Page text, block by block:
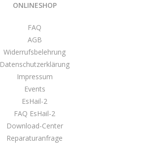
ONLINESHOP
FAQ
AGB
Widerrufsbelehrung
Datenschutzerklärung
Impressum
Events
EsHail-2
FAQ EsHail-2
Download-Center
Reparaturanfrage